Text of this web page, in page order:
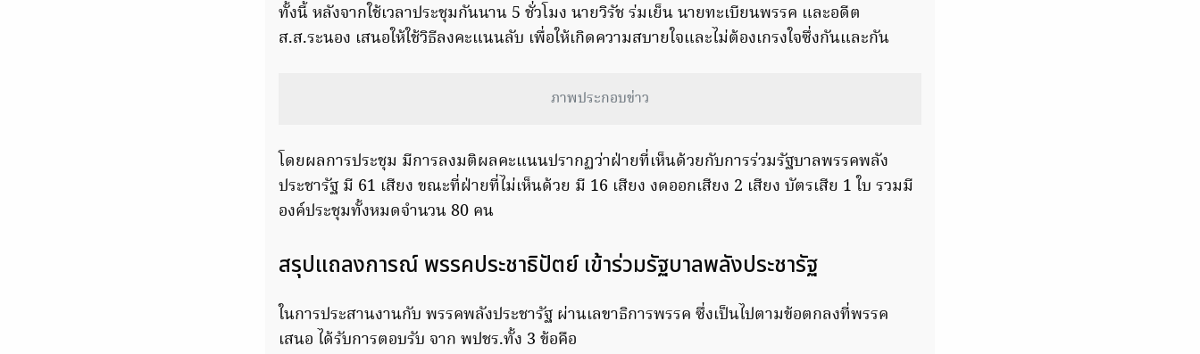
ทั้งนี้ หลังจากใช้เวลาประชุมกันนาน 5 ชั่วโมง นายวิรัช ร่มเย็น นายทะเบียนพรรค และอดีต
ส.ส.ระนอง เสนอให้ใช้วิธีลงคะแนนลับ เพื่อให้เกิดความสบายใจและไม่ต้องเกรงใจซึ่งกันและกัน
ภาพประกอบข่าว
โดยผลการประชุม มีการลงมติผลคะแนนปรากฏว่าฝ่ายที่เห็นด้วยกับการร่วมรัฐบาลพรรคพลัง
ประชารัฐ มี 61 เสียง ขณะที่ฝ่ายที่ไม่เห็นด้วย มี 16 เสียง งดออกเสียง 2 เสียง บัตรเสีย 1 ใบ รวมมี
องค์ประชุมทั้งหมดจำนวน 80 คน
สรุปแถลงการณ์ พรรคประชาธิปัตย์ เข้าร่วมรัฐบาลพลังประชารัฐ
ในการประสานงานกับ พรรคพลังประชารัฐ ผ่านเลขาธิการพรรค ซึ่งเป็นไปตามข้อตกลงที่พรรค
เสนอ ได้รับการตอบรับ จาก พปชร.ทั้ง 3 ข้อคือ